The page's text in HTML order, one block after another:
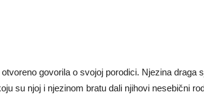
govorila o svojoj porodici. Njezina draga
su njoj i njezinom bratu dali njihovi nesebični